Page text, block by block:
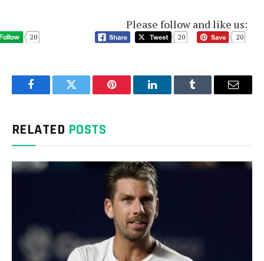
Please follow and like us:
20 20 20
FacebookTwitter Pinterest LinkedInTumblr Email
RELATED POSTS